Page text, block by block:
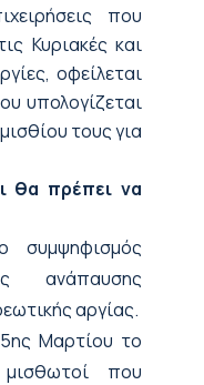
που
Κυριακές και
οφείλεται
υπολογίζεται
τους για
θα πρέπει να
συμψηφισμός
ανάπαυσης
αργίας.
Μαρτίου το
μισθωτοί που